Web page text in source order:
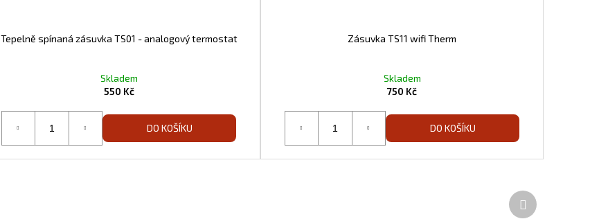
Tepelně spínaná zásuvka TS01 - analogový termostat
Skladem
550 Kč
DO KOŠÍKU
Zásuvka TS11 wifi Therm
Skladem
750 Kč
DO KOŠÍKU
Další
produkt